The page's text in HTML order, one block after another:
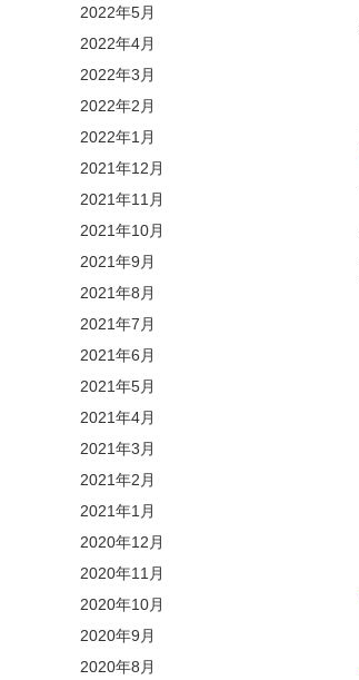
2022年5月
2022年4月
2022年3月
2022年2月
2022年1月
2021年12月
2021年11月
2021年10月
2021年9月
2021年8月
2021年7月
2021年6月
2021年5月
2021年4月
2021年3月
2021年2月
2021年1月
2020年12月
2020年11月
2020年10月
2020年9月
2020年8月